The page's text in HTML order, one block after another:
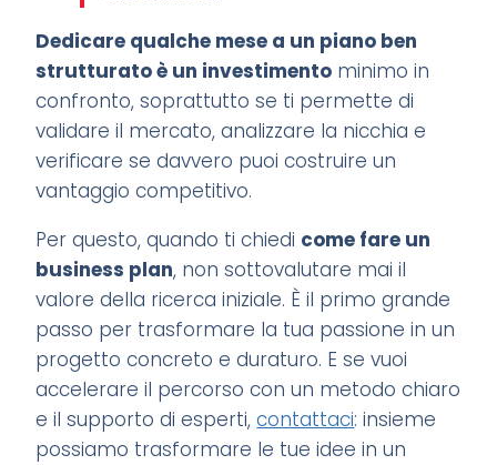
Dedicare qualche mese a un piano ben
strutturato è un investimento minimo in
confronto, soprattutto se ti permette di
validare il mercato, analizzare la nicchia e
verificare se davvero puoi costruire un
vantaggio competitivo.
Per questo, quando ti chiedi come fare un
business plan, non sottovalutare mai il
valore della ricerca iniziale. È il primo grande
passo per trasformare la tua passione in un
progetto concreto e duraturo. E se vuoi
accelerare il percorso con un metodo chiaro
e il supporto di esperti,contattaci: insieme
possiamo trasformare le tue idee in un